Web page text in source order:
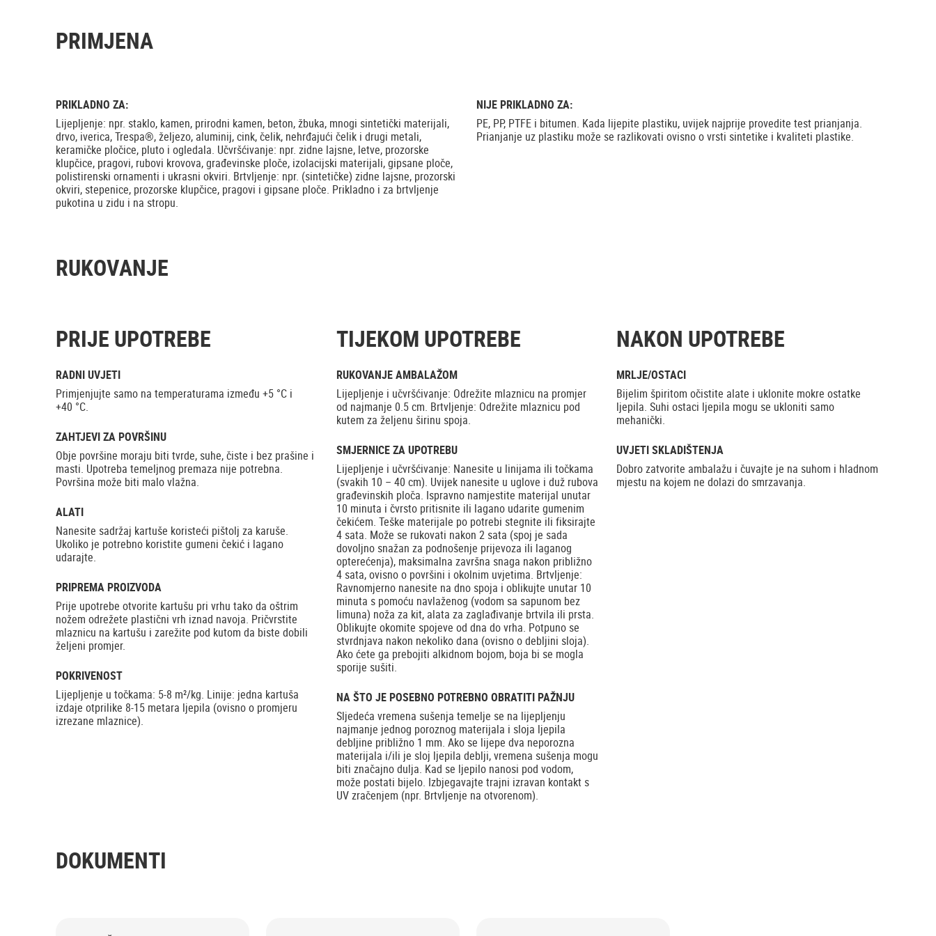
PRIMJENA
PRIKLADNO ZA:
Lijepljenje: npr. staklo, kamen, prirodni kamen, beton, žbuka, mnogi sintetički materijali,
drvo, iverica, Trespa®, željezo, aluminij, cink, čelik, nehrđajući čelik i drugi metali,
keramičke pločice, pluto i ogledala. Učvršćivanje: npr. zidne lajsne, letve, prozorske
klupčice, pragovi, rubovi krovova, građevinske ploče, izolacijski materijali, gipsane ploče,
polistirenski ornamenti i ukrasni okviri. Brtvljenje: npr. (sintetičke) zidne lajsne, prozorski
okviri, stepenice, prozorske klupčice, pragovi i gipsane ploče. Prikladno i za brtvljenje
pukotina u zidu i na stropu.
NIJE PRIKLADNO ZA:
PE, PP, PTFE i bitumen. Kada lijepite plastiku, uvijek najprije provedite test prianjanja.
Prianjanje uz plastiku može se razlikovati ovisno o vrsti sintetike i kvaliteti plastike.
RUKOVANJE
PRIJE UPOTREBE
RADNI UVJETI
Primjenjujte samo na temperaturama između +5 °C i
+40 °C.
ZAHTJEVI ZA POVRŠINU
Obje površine moraju biti tvrde, suhe, čiste i bez prašine i
masti. Upotreba temeljnog premaza nije potrebna.
Površina može biti malo vlažna.
ALATI
Nanesite sadržaj kartuše koristeći pištolj za karuše.
Ukoliko je potrebno koristite gumeni čekić i lagano
udarajte.
PRIPREMA PROIZVODA
Prije upotrebe otvorite kartušu pri vrhu tako da oštrim
nožem odrežete plastični vrh iznad navoja. Pričvrstite
mlaznicu na kartušu i zarežite pod kutom da biste dobili
željeni promjer.
POKRIVENOST
Lijepljenje u točkama: 5-8 m²/kg. Linije: jedna kartuša
izdaje otprilike 8-15 metara ljepila (ovisno o promjeru
izrezane mlaznice).
TIJEKOM UPOTREBE
RUKOVANJE AMBALAŽOM
Lijepljenje i učvršćivanje: Odrežite mlaznicu na promjer
od najmanje 0.5 cm. Brtvljenje: Odrežite mlaznicu pod
kutem za željenu širinu spoja.
SMJERNICE ZA UPOTREBU
Lijepljenje i učvršćivanje: Nanesite u linijama ili točkama
(svakih 10 – 40 cm). Uvijek nanesite u uglove i duž rubova
građevinskih ploča. Ispravno namjestite materijal unutar
10 minuta i čvrsto pritisnite ili lagano udarite gumenim
čekićem. Teške materijale po potrebi stegnite ili fiksirajte
4 sata. Može se rukovati nakon 2 sata (spoj je sada
dovoljno snažan za podnošenje prijevoza ili laganog
opterećenja), maksimalna završna snaga nakon približno
4 sata, ovisno o površini i okolnim uvjetima. Brtvljenje:
Ravnomjerno nanesite na dno spoja i oblikujte unutar 10
minuta s pomoću navlaženog (vodom sa sapunom bez
limuna) noža za kit, alata za zaglađivanje brtvila ili prsta.
Oblikujte okomite spojeve od dna do vrha. Potpuno se
stvrdnjava nakon nekoliko dana (ovisno o debljini sloja).
Ako ćete ga prebojiti alkidnom bojom, boja bi se mogla
sporije sušiti.
NA ŠTO JE POSEBNO POTREBNO OBRATITI PAŽNJU
Sljedeća vremena sušenja temelje se na lijepljenju
najmanje jednog poroznog materijala i sloja ljepila
debljine približno 1 mm. Ako se lijepe dva neporozna
materijala i/ili je sloj ljepila deblji, vremena sušenja mogu
biti značajno dulja. Kad se ljepilo nanosi pod vodom,
može postati bijelo. Izbjegavajte trajni izravan kontakt s
UV zračenjem (npr. Brtvljenje na otvorenom).
NAKON UPOTREBE
MRLJE/OSTACI
Bijelim špiritom očistite alate i uklonite mokre ostatke
ljepila. Suhi ostaci ljepila mogu se ukloniti samo
mehanički.
UVJETI SKLADIŠTENJA
Dobro zatvorite ambalažu i čuvajte je na suhom i hladnom
mjestu na kojem ne dolazi do smrzavanja.
DOKUMENTI